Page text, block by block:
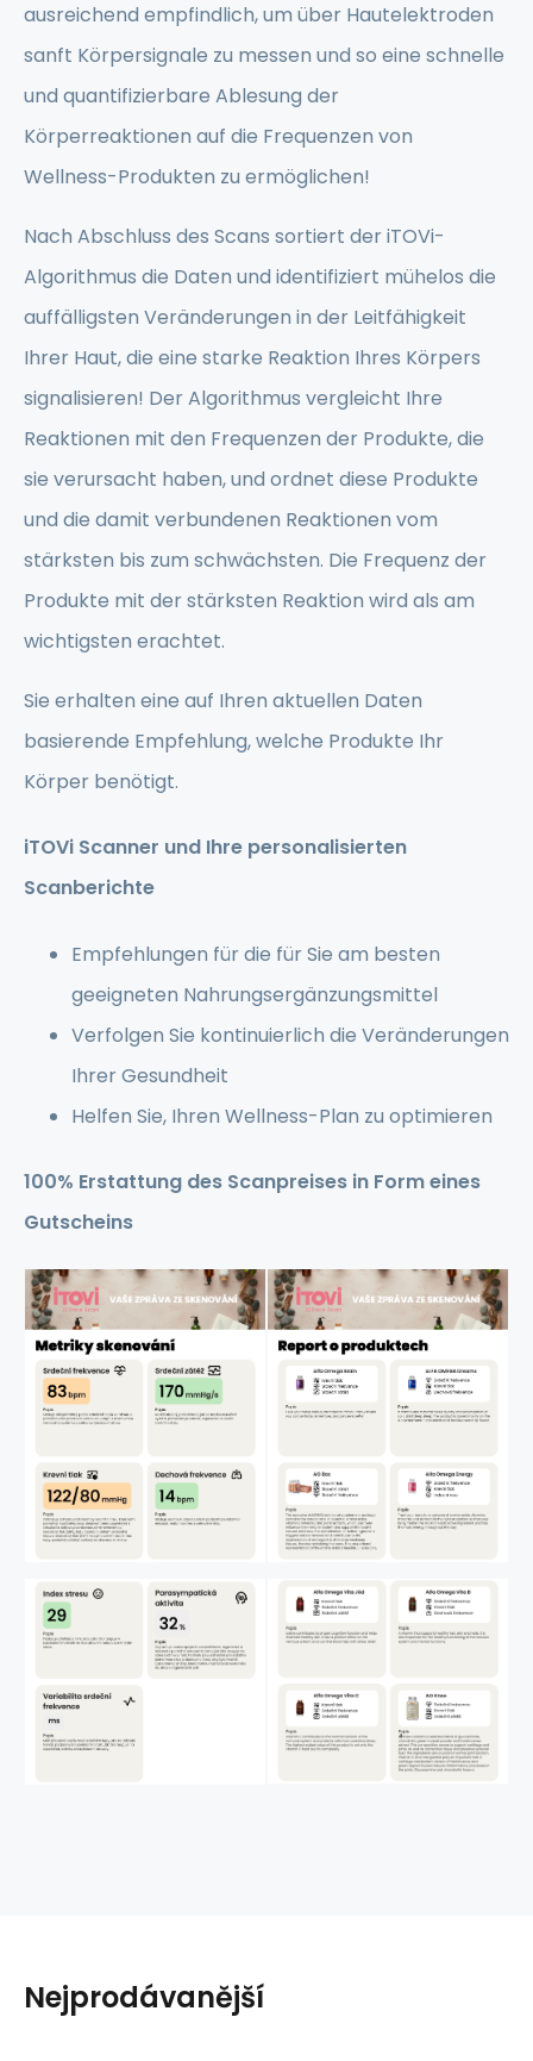
ausreichend empfindlich, um über Hautelektroden
sanft Körpersignale zu messen und so eine schnelle
und quantifizierbare Ablesung der
Körperreaktionen auf die Frequenzen von
Wellness-Produkten zu ermöglichen!
Nach Abschluss des Scans sortiert der iTOVi-
Algorithmus die Daten und identifiziert mühelos die
auffälligsten Veränderungen in der Leitfähigkeit
Ihrer Haut, die eine starke Reaktion Ihres Körpers
signalisieren! Der Algorithmus vergleicht Ihre
Reaktionen mit den Frequenzen der Produkte, die
sie verursacht haben, und ordnet diese Produkte
und die damit verbundenen Reaktionen vom
stärksten bis zum schwächsten. Die Frequenz der
Produkte mit der stärksten Reaktion wird als am
wichtigsten erachtet.
Sie erhalten eine auf Ihren aktuellen Daten
basierende Empfehlung, welche Produkte Ihr
Körper benötigt.
iTOVi Scanner und Ihre personalisierten
Scanberichte
Empfehlungen für die für Sie am besten
geeigneten Nahrungsergänzungsmittel
Verfolgen Sie kontinuierlich die Veränderungen
Ihrer Gesundheit
Helfen Sie, Ihren Wellness-Plan zu optimieren
100% Erstattung des Scanpreises in Form eines
Gutscheins
Nejprodávanější